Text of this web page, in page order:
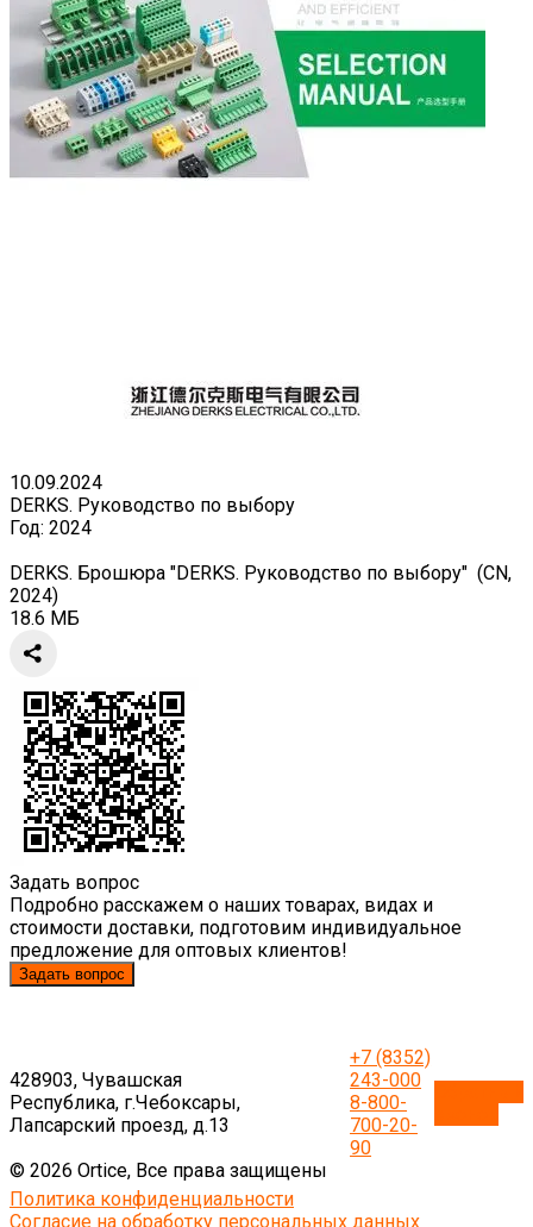
10.09.2024
DERKS. Руководство по выбору
Год: 2024
DERKS. Брошюра "DERKS. Руководство по выбору" (CN,
2024)
18.6 МБ
Задать вопрос
Подробно расскажем о наших товарах, видах и
стоимости доставки, подготовим индивидуальное
предложение для оптовых клиентов!
Задать вопрос
428903, Чувашская
Республика, г.Чебоксары,
Лапсарский проезд, д.13
+7 (8352)
243-000
8-800-
700-20-
90
© 2026 Ortice, Все права защищены
Политика конфиденциальности
Согласие на обработку персональных данных